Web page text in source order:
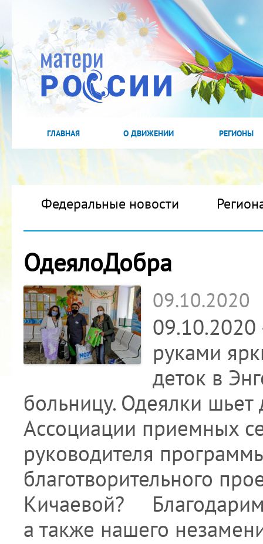
ГЛАВНАЯ О ДВИЖЕНИИ РЕГИОНЫ
Федеральные новости
ОдеялоДобра
09.10.2020
руками
деток в
больницу. Одеялки
Ассоциации приемных
руководителя
благотворительного
Кичаевой? ⠀
а также нашего